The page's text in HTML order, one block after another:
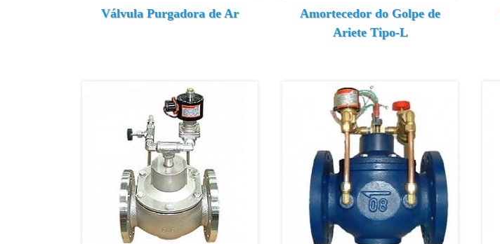
Válvula Purgadora de Ar
Amortecedor do Golpe de
Ariete Tipo-L